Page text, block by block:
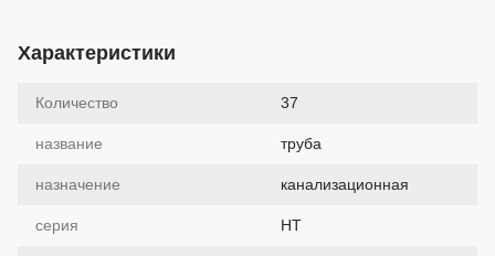
Характеристики
Количество 37
название труба
назначение канализационная
серия HT